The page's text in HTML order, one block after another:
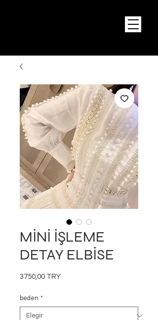
MİNİ İŞLEME
DETAY ELBİSE
3750,00 TRYPrecio
beden *